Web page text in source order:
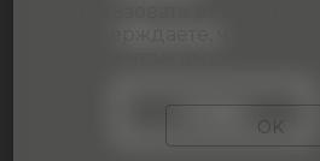
Отзывы
OK